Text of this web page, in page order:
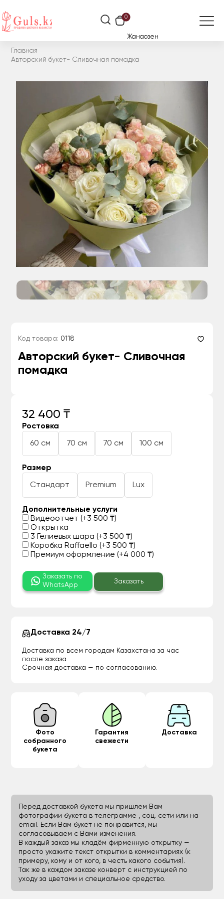
0
Жанаозен
Главная
Авторский букет- Сливочная помадка
Код товара: 0118
Авторский букет- Сливочная
помадка
32 400 ₸
Ростовка
60 см 70 см 70 см 100 см
Размер
Стандарт Premium Lux
Дополнительные услуги
Видеоотчет (+3 500 ₸)
Открытка
3 Гелиевых шара (+3 500 ₸)
Коробка Raffaello (+3 500 ₸)
Премиум оформление (+4 000 ₸)
Заказать по
WhatsApp
Заказать
Доставка 24/7
Доставка по всем городам Казахстана за час
после заказа
Срочная доставка — по согласованию.
Фото
собранного
букета
Гарантия
свежести
Доставка
Перед доставкой букета мы пришлем Вам
фотографии букета в телеграмме , соц. сети или на
email. Если Вам букет не понравится, мы
согласовываем с Вами изменения.
В каждый заказ мы кладём фирменную открытку —
просто укажите текст открытки в комментариях (к
примеру, кому и от кого, в честь какого события).
Так же в каждом заказе конверт с инструкцией по
уходу за цветами и специальное средство.